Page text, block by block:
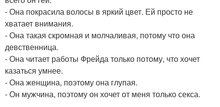
- Она покрасила волосы в яркий цвет. Ей просто не
хватает внимания.
- Она такая скромная и молчаливая, потому что она
девственница.
- Она читает работы Фрейда только потому, что хочет
казаться умнее.
- Она женщина, поэтому она глупая.
- Он мужчина, поэтому он хочет от меня только секса.